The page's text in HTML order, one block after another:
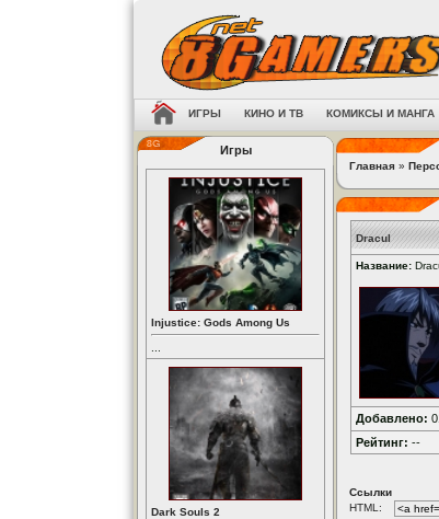
ИГРЫ КИНО И ТВ КОМИКСЫ И МАНГА
Игры
Injustice: Gods Among Us
Dark Souls 2
Главная »
Dracul
Название:
Добавлено:
Рейтинг: --
Ссылки
HTML: